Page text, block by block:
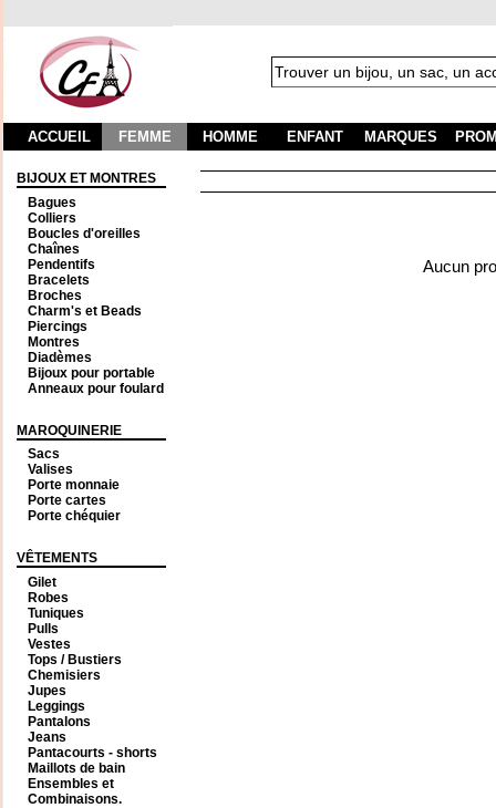
ACCUEIL FEMME HOMME ENFANT MARQUES
BIJOUX ET MONTRES
Bagues
Colliers
Boucles d'oreilles
Chaînes
Pendentifs
Bracelets
Broches
Charm's et Beads
Piercings
Montres
Diadèmes
Bijoux pour portable
Anneaux pour foulard
MAROQUINERIE
Sacs
Valises
Porte monnaie
Porte cartes
Porte chéquier
VÊTEMENTS
Gilet
Robes
Tuniques
Pulls
Vestes
Tops / Bustiers
Chemisiers
Jupes
Leggings
Pantalons
Jeans
Pantacourts - shorts
Maillots de bain
Ensembles et
Combinaisons.
Aucun